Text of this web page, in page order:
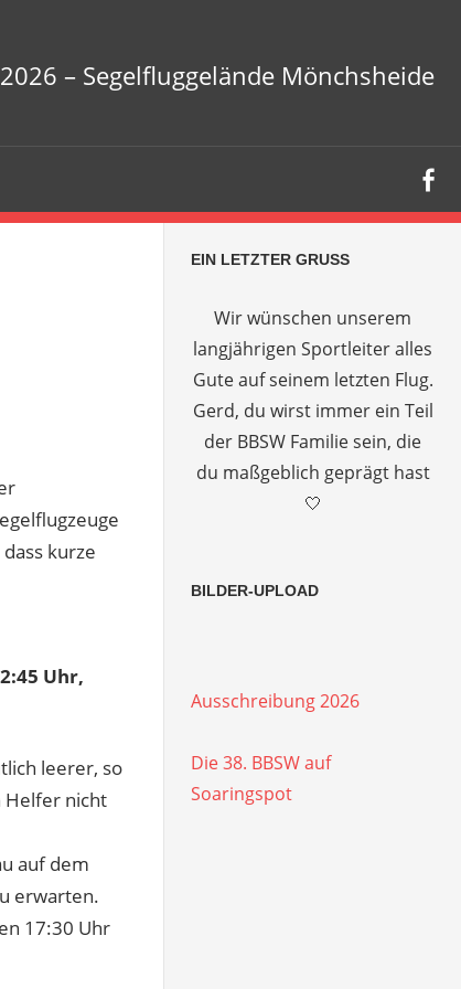
– Segelfluggelände Mönchsheide
kurze
Uhr,
leerer, so
Helfer nicht
auf dem
erwarten.
17:30 Uhr
EIN LETZTER GRUSS
Wir wünschen unserem
langjährigen Sportleiter alles
Gute auf seinem letzten Flug.
Gerd, du wirst immer ein Teil
der BBSW Familie sein, die
du maßgeblich geprägt hast
🤍
BILDER-UPLOAD
Ausschreibung 2026
Die 38. BBSW auf
Soaringspot